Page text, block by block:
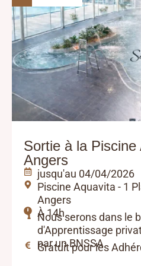
Sortie à la Piscine
Angers
jusqu'au 04/04/2026
Piscine Aquavita - 1
Angers
À 14h
Nous serons dans le
d'Apprentissage
par un BNSSA
Gratuit pour les